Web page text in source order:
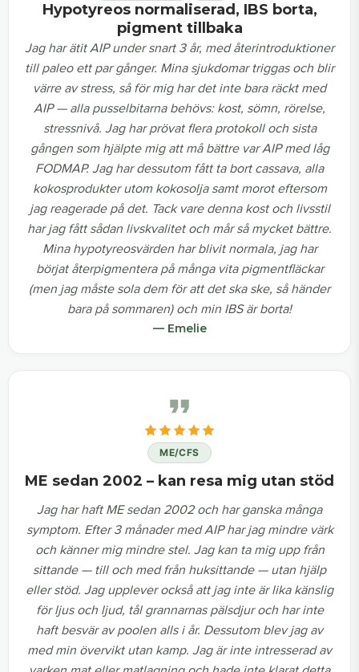
Hypotyreos normaliserad, IBS borta,
pigment tillbaka
Jag har ätit AIP under snart 3 år, med återintroduktioner
till paleo ett par gånger. Mina sjukdomar triggas och blir
värre av stress, så för mig har det inte bara räckt med
AIP — alla pusselbitarna behövs: kost, sömn, rörelse,
stressnivå. Jag har prövat flera protokoll och sista
gången som hjälpte mig att må bättre var AIP med låg
FODMAP. Jag har dessutom fått ta bort cassava, alla
kokosprodukter utom kokosolja samt morot eftersom
jag reagerade på det. Tack vare denna kost och livsstil
har jag fått sådan livskvalitet och mår så mycket bättre.
Mina hypotyreosvärden har blivit normala, jag har
börjat återpigmentera på många vita pigmentfläckar
(men jag måste sola dem för att det ska ske, så händer
bara på sommaren) och min IBS är borta!
— Emelie
ME/CFS
ME sedan 2002 – kan resa mig utan stöd
Jag har haft ME sedan 2002 och har ganska många
symptom. Efter 3 månader med AIP har jag mindre värk
och känner mig mindre stel. Jag kan ta mig upp från
sittande — till och med från huksittande — utan hjälp
eller stöd. Jag upplever också att jag inte är lika känslig
för ljus och ljud, tål grannarnas pälsdjur och har inte
haft besvär av poolen alls i år. Dessutom blev jag av
med min övervikt utan kamp. Jag är inte intresserad av